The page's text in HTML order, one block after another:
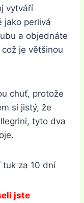
vytváří
jako perlivá
a objednáte
je většinou
chuť, protože
si jistý, že
tyto dva
tuk za 10 dní
jste